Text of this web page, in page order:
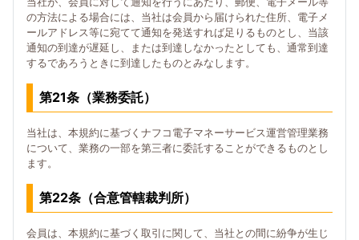
の方法による場合には、当社は会員から届けられた住所、電子メ
ールアドレス等に宛てて通知を発送すれば足りるものとし、当該
通知の到達が遅延し、または到達しなかったとしても、通常到達
するであろうときに到達したものとみなします。
第21条（業務委託）
当社は、本規約に基づくナフコ電子マネーサービス運営管理業務
について、業務の一部を第三者に委託することができるものとし
ます。
第22条（合意管轄裁判所）
会員は、本規約に基づく取引に関して、当社との間に紛争が生じ